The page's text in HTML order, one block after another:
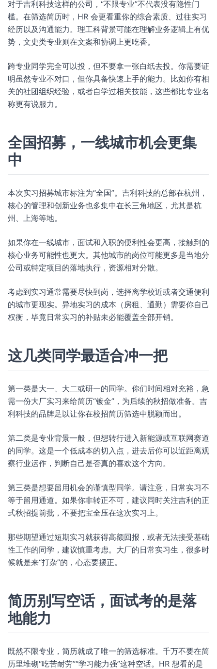
对于吉利科技这样的公司，“不限专业”不代表没有隐性门
槛。在筛选简历时，HR 会更看重你的综合素质、过往实习
经历以及沟通能力。理工科背景可能在理解业务逻辑上有优
势，文史类专业则在文案和协调上更吃香。
跨专业同学完全可以投，但不要拿一张白纸去投。你需要证
明虽然专业不对口，但你具备快速上手的能力。比如你有相
关的社团组织经验，或者自学过相关技能，这些都比专业名
称更有说服力。
全国招募，一线城市机会更集
中
本次实习招募城市标注为“全国”。吉利科技的总部在杭州，
核心的管理和创新业务也多集中在长三角地区，尤其是杭
州、上海等地。
如果你在一线城市，面试和入职的便利性会更高，接触到的
核心业务可能性也更大。其他城市的岗位可能更多是当地分
公司或特定项目的落地执行，资源相对分散。
考虑到实习通常需要尽快到岗，选择离学校近或者交通便利
的城市更现实。异地实习的成本（房租、通勤）需要你自己
权衡，毕竟日常实习的补贴未必能覆盖全部开销。
这几类同学最适合冲一把
第一类是大一、大二或研一的同学。你们时间相对充裕，急
需一份大厂实习来给简历“镀金”，为后续的秋招做准备。吉
利科技的品牌足以让你在校招简历筛选中脱颖而出。
第二类是专业背景一般，但想转行进入新能源或互联网赛道
的同学。这是一个低成本的切入点，进去后你可以近距离观
察行业运作，判断自己是否真的喜欢这个方向。
第三类是想要留用机会的谨慎型同学。请注意，日常实习不
等于留用通道。如果你非转正不可，建议同时关注吉利的正
式秋招提前批，不要把宝全压在这次实习上。
那些期望通过短期实习就获得高额回报，或者无法接受基础
性工作的同学，建议慎重考虑。大厂的日常实习生，很多时
候就是来“打杂”的，心态要摆正。
简历别写空话，面试考的是落
地能力
既然不限专业，简历就成了唯一的筛选标准。千万不要在简
历里堆砌“吃苦耐劳”“学习能力强”这种空话。HR 想看的是